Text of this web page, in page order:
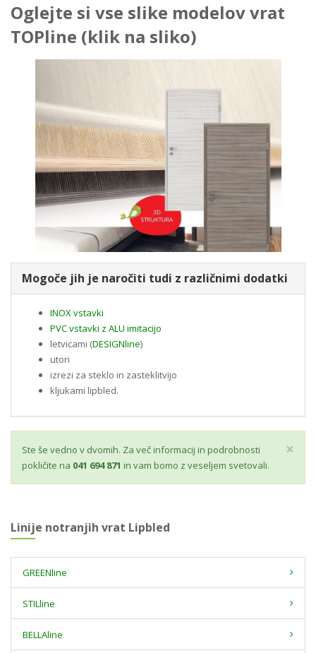
Oglejte si vse slike modelov vrat
TOPline (klik na sliko)
Mogoče jih je naročiti tudi z različnimi dodatki
INOX vstavki
PVC vstavki z ALU imitacijo
letvicami (DESIGNline)
utori
izrezi za steklo in zasteklitvijo
kljukami lipbled.
×
Ste še vedno v dvomih. Za več informacij in podrobnosti
pokličite na 041 694 871 in vam bomo z veseljem svetovali.
Linije notranjih vrat Lipbled
GREENline
STILline
BELLAline